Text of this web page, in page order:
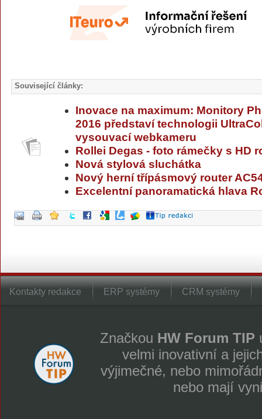
Související články:
Inovace na maximum: Monitory
2016 představí technologii
vysouvací webkameru
Rollei Degas - foto rámečky s HD
Nová stylová sluchátka
Nový herní třípásmový router
Excelentní panoramatická hlava
Kontakty redakce ERP systémy CRM systémy
Značkou HW Forum TIP
velmi inovativní a
výjimečné, nebo
nebo mají